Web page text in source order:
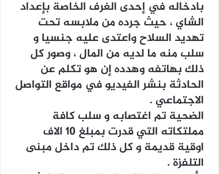
ﺑﺎﺩﺧﺎﻟﻪ ﻓﻲ ﺇﺣﺪﻯ ﺍﻟﻐﺮﻑ ﺍﻟﺨﺎﺻﺔ ﺑﺈﻋﺪﺍﺩ
ﺍﻟﺸﺎﻱ ، ﺣﻴﺚ ﺟﺮﺩﻩ ﻣﻦ ﻣﻼﺑﺴﻪ ﺗﺤﺖ
ﺗﻬﺪﻳﺪ ﺍﻟﺴﻼﺡ ﻭﺍﻋﺘﺪﻯ ﻋﻠﻴﻪ ﺟﻨﺴﻴﺎ ﻭ
ﺳﻠﺐ ﻣﻨﻪ ﻣﺎ ﻟﺪﻳﻪ ﻣﻦ ﺍﻟﻤﺎﻝ ، ﻭﺻﻮﺭ ﻛﻞ
ﺫﻟﻚ ﺑﻬﺎﺗﻔﻪ ﻭﻫﺪﺩﻩ ﺇﻥ ﻫﻮ ﺗﻜﻠﻢ ﻋﻦ
ﺍﻟﺤﺎﺩﺛﺔ ﺑﻨﺸﺮ ﺍﻟﻔﻴﺪﻳﻮ ﻓﻲ ﻣﻮﺍﻗﻊ ﺍﻟﺘﻮﺍﺻﻞ
ﺍﻻﺟﺘﻤﺎﻋﻲ .
ﺍﻟﻀﺤﻴﺔ ﺗﻢ ﺍﻏﺘﺼﺎﺑﻪ ﻭ ﺳﻠﺐ ﻛﺎﻓﺔ
ﻣﻤﻠﺘﻜﺎﺗﻪ ﺍﻟﺘﻲ ﻗﺪﺭﺕ ﺑﻤﺒﻠﻎ 10 ﺍﻻﻑ
ﺍﻭﻗﻴﺔ ﻗﺪﻳﻤﺔ ﻭ ﻛﻞ ﺫﻟﻚ ﺗﻢ ﺩﺍﺧﻞ ﻣﺒﻨﻰ
ﺍﻟﺘﻠﻔﺰﺓ .